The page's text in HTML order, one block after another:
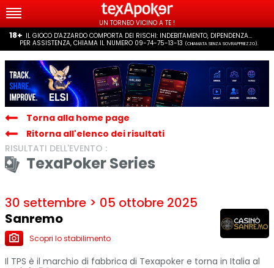
18+ IL GIOCO D'AZZARDO COMPORTA DEI RISCHI: INDEBITAMENTO, DIPENDENZA...
PER ASSISTENZA, CHIAMA IL NUMERO 09-74-75-13-13 (CHIAMATA SENZA SOVRAPPREZZO).
UN TORNEO VICINO A TE !
Torna alla home page
Ritorna all'elenco dei risultati
RISULTATI DELL'EVENTO :
TexaPoker Series
30 settembre > 05 ottobre 2025
Sanremo
Scopri lo stabilimento
Il TPS è il marchio di fabbrica di Texapoker e torna in Italia al